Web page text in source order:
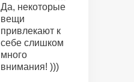
Да, некоторые
вещи
привлекают к
себе слишком
много
внимания! )))